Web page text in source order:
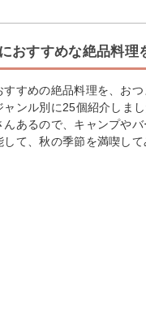
おすすめな絶品料理
すめの絶品料理を、おつ
ャンル別に25個紹介しま
あるので、キャンプや
て、秋の季節を満喫して